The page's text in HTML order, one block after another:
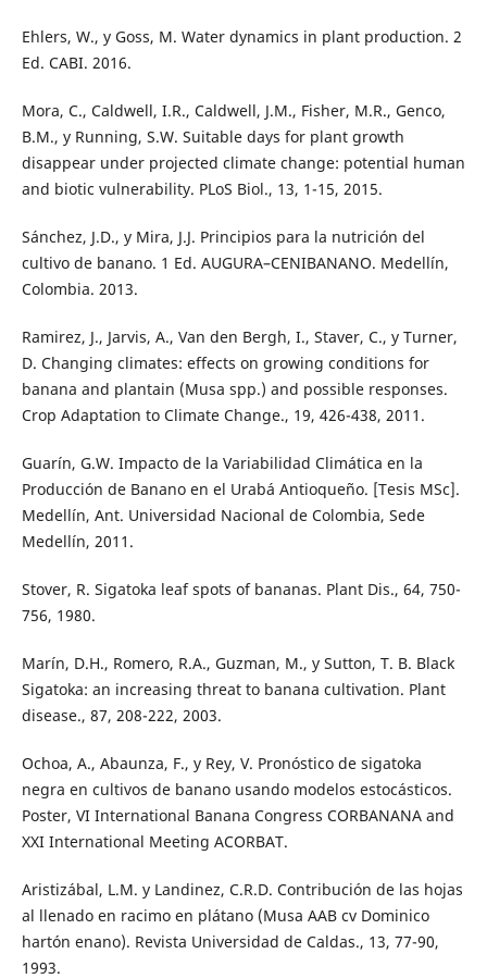
Ehlers, W., y Goss, M. Water dynamics in plant production. 2
Ed. CABI. 2016.
Mora, C., Caldwell, I.R., Caldwell, J.M., Fisher, M.R., Genco,
B.M., y Running, S.W. Suitable days for plant growth
disappear under projected climate change: potential human
and biotic vulnerability. PLoS Biol., 13, 1-15, 2015.
Sánchez, J.D., y Mira, J.J. Principios para la nutrición del
cultivo de banano. 1 Ed. AUGURA–CENIBANANO. Medellín,
Colombia. 2013.
Ramirez, J., Jarvis, A., Van den Bergh, I., Staver, C., y Turner,
D. Changing climates: effects on growing conditions for
banana and plantain (Musa spp.) and possible responses.
Crop Adaptation to Climate Change., 19, 426-438, 2011.
Guarín, G.W. Impacto de la Variabilidad Climática en la
Producción de Banano en el Urabá Antioqueño. [Tesis MSc].
Medellín, Ant. Universidad Nacional de Colombia, Sede
Medellín, 2011.
Stover, R. Sigatoka leaf spots of bananas. Plant Dis., 64, 750-
756, 1980.
Marín, D.H., Romero, R.A., Guzman, M., y Sutton, T. B. Black
Sigatoka: an increasing threat to banana cultivation. Plant
disease., 87, 208-222, 2003.
Ochoa, A., Abaunza, F., y Rey, V. Pronóstico de sigatoka
negra en cultivos de banano usando modelos estocásticos.
Poster, VI International Banana Congress CORBANANA and
XXI International Meeting ACORBAT.
Aristizábal, L.M. y Landinez, C.R.D. Contribución de las hojas
al llenado en racimo en plátano (Musa AAB cv Dominico
hartón enano). Revista Universidad de Caldas., 13, 77-90,
1993.